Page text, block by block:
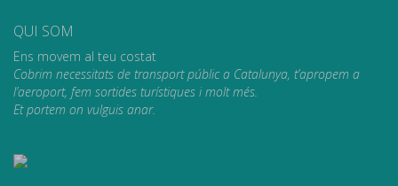
QUI SOM
Ens movem al teu costat
Cobrim necessitats de transport públic a Catalunya, t’apropem a
l’aeroport, fem sortides turístiques i molt més.
Et portem on vulguis anar.